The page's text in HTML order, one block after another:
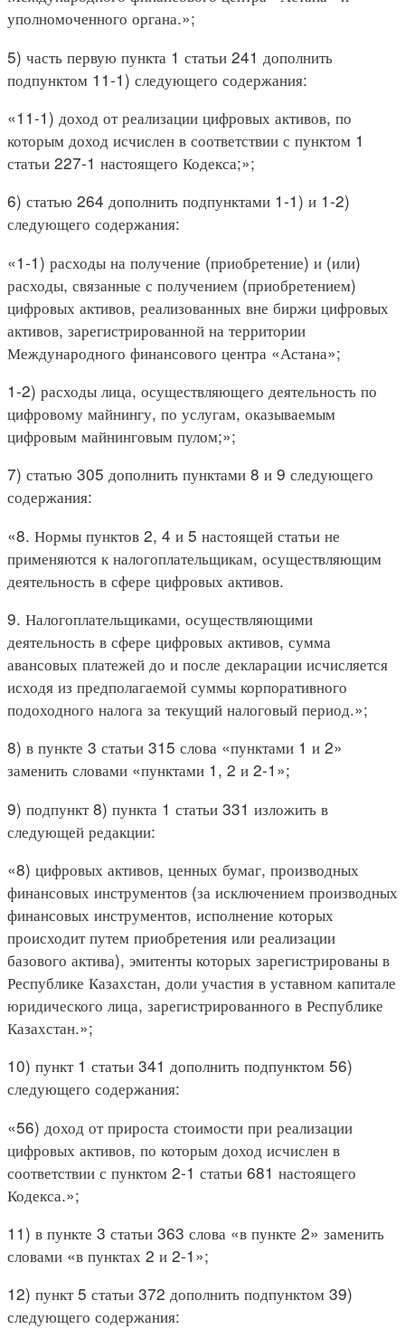
уполномоченного органа.»;
5) часть первую пункта 1 статьи 241 дополнить
подпунктом 11-1) следующего содержания:
«11-1) доход от реализации цифровых активов, по
которым доход исчислен в соответствии с пунктом 1
статьи 227-1 настоящего Кодекса;»;
6) статью 264 дополнить подпунктами 1-1) и 1-2)
следующего содержания:
«1-1) расходы на получение (приобретение) и (или)
расходы, связанные с получением (приобретением)
цифровых активов, реализованных вне биржи цифровых
активов, зарегистрированной на территории
Международного финансового центра «Астана»;
1-2) расходы лица, осуществляющего деятельность по
цифровому майнингу, по услугам, оказываемым
цифровым майнинговым пулом;»;
7) статью 305 дополнить пунктами 8 и 9 следующего
содержания:
«8. Нормы пунктов 2, 4 и 5 настоящей статьи не
применяются к налогоплательщикам, осуществляющим
деятельность в сфере цифровых активов.
9. Налогоплательщиками, осуществляющими
деятельность в сфере цифровых активов, сумма
авансовых платежей до и после декларации исчисляется
исходя из предполагаемой суммы корпоративного
подоходного налога за текущий налоговый период.»;
8) в пункте 3 статьи 315 слова «пунктами 1 и 2»
заменить словами «пунктами 1, 2 и 2-1»;
9) подпункт 8) пункта 1 статьи 331 изложить в
следующей редакции:
«8) цифровых активов, ценных бумаг, производных
финансовых инструментов (за исключением производных
финансовых инструментов, исполнение которых
происходит путем приобретения или реализации
базового актива), эмитенты которых зарегистрированы в
Республике Казахстан, доли участия в уставном капитале
юридического лица, зарегистрированного в Республике
Казахстан.»;
10) пункт 1 статьи 341 дополнить подпунктом 56)
следующего содержания:
«56) доход от прироста стоимости при реализации
цифровых активов, по которым доход исчислен в
соответствии с пунктом 2-1 статьи 681 настоящего
Кодекса.»;
11) в пункте 3 статьи 363 слова «в пункте 2» заменить
словами «в пунктах 2 и 2-1»;
12) пункт 5 статьи 372 дополнить подпунктом 39)
следующего содержания: